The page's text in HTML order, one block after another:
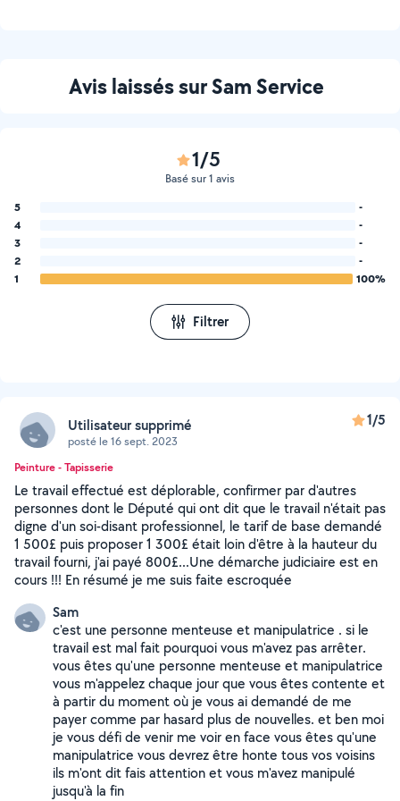
Avis laissés sur Sam Service
1/5
Basé sur 1 avis
5
-
4
-
3
-
2
-
1
100%
Filtrer
Utilisateur supprimé
posté le 16 sept. 2023
1/5
Peinture - Tapisserie
Le travail effectué est déplorable, confirmer par d'autres
personnes dont le Député qui ont dit que le travail n'était pas
digne d'un soi-disant professionnel, le tarif de base demandé
1 500£ puis proposer 1 300£ était loin d'être à la hauteur du
travail fourni, j'ai payé 800£...Une démarche judiciaire est en
cours !!! En résumé je me suis faite escroquée
Sam
c'est une personne menteuse et manipulatrice . si le
travail est mal fait pourquoi vous m'avez pas arrêter.
vous êtes qu'une personne menteuse et manipulatrice
vous m'appelez chaque jour que vous êtes contente et
à partir du moment où je vous ai demandé de me
payer comme par hasard plus de nouvelles. et ben moi
je vous défi de venir me voir en face vous êtes qu'une
manipulatrice vous devrez être honte tous vos voisins
ils m'ont dit fais attention et vous m'avez manipulé
jusqu'à la fin